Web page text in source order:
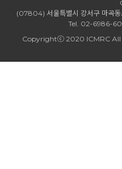
(07804) 서울특별시 강서구 마곡
Tel. 02-6986-
Copyrightⓒ 2020 ICMRC All